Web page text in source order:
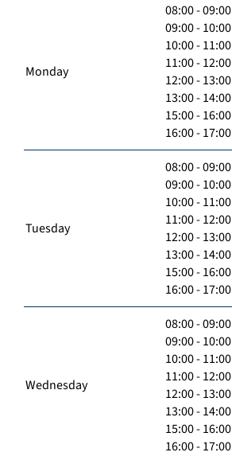
Monday
08:00 - 09:00
09:00 - 10:00
10:00 - 11:00
11:00 - 12:00
12:00 - 13:00
13:00 - 14:00
15:00 - 16:00
16:00 - 17:00
Tuesday
08:00 - 09:00
09:00 - 10:00
10:00 - 11:00
11:00 - 12:00
12:00 - 13:00
13:00 - 14:00
15:00 - 16:00
16:00 - 17:00
Wednesday
08:00 - 09:00
09:00 - 10:00
10:00 - 11:00
11:00 - 12:00
12:00 - 13:00
13:00 - 14:00
15:00 - 16:00
16:00 - 17:00